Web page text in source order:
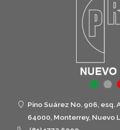
Pino Suárez No. 906, esq.
64000, Monterrey, Nuevo